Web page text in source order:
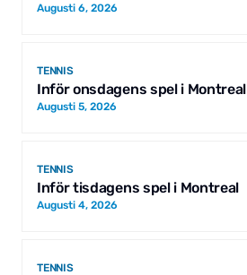
Augusti 6, 2026
TENNIS
Inför onsdagens spel i Montreal
Augusti 5, 2026
TENNIS
Inför tisdagens spel i Montreal
Augusti 4, 2026
TENNIS